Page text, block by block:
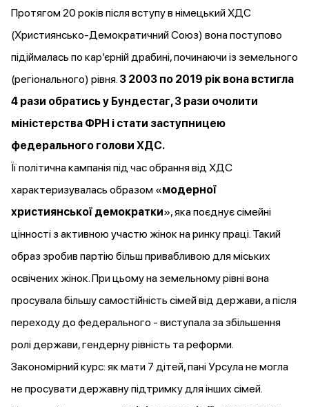
Протягом 20 років після вступу в німецький ХДС
(Християнсько-Демократичний Союз) вона поступово
підіймалась по карʼєрній драбині, починаючи із земельного
(регіонального) рівня. З 2003 по 2019 рік вона встигла
4 рази обратись у Бундестаг, 3 рази очолити
міністерства ФРН і стати заступницею
федерального голови ХДС.
Її політична кампанія під час обрання від ХДС
характеризувалась образом «модерної
християнської демократки», яка поєднує сімейні
цінності з активною участю жінок на ринку праці. Такий
образ зробив партію більш привабливою для міських
освічених жінок. При цьому на земельному рівні вона
просувала більшу самостійність cімей від держави, а після
переходу до федерального - виступала за збільшення
ролі держави, гендерну рівність та реформи.
Закономірний курс: як мати 7 дітей, пані Урсула не могла
не просувати державну підтримку для інших сімей.